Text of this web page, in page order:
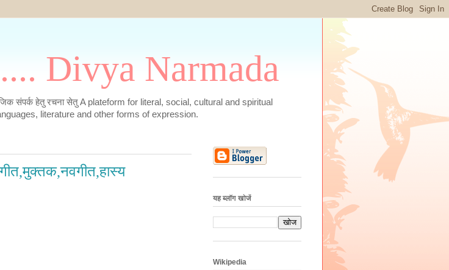
Divya Narmada
संपर्क हेतु रचना सेतु A plateform for literal, social, cultural and spiritual
literature and other forms of expression.
यह ब्लॉग खोजें
Wikipedia